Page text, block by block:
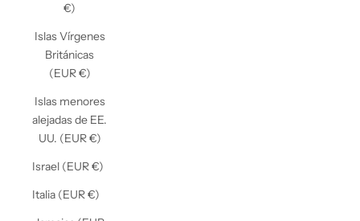
€)
Islas Vírgenes
Británicas
(EUR €)
Islas menores
alejadas de EE.
UU. (EUR €)
Israel (EUR €)
Italia (EUR €)